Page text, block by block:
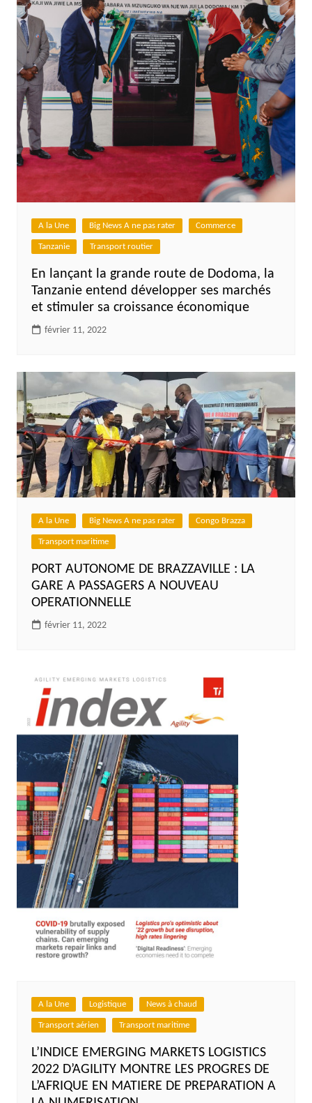
A la Une Big News A ne pas rater Commerce
Tanzanie Transport routier
En lançant la grande route de Dodoma, la
Tanzanie entend développer ses marchés
et stimuler sa croissance économique
février 11, 2022
A la Une Big News A ne pas rater Congo Brazza
Transport maritime
PORT AUTONOME DE BRAZZAVILLE : LA
GARE A PASSAGERS A NOUVEAU
OPERATIONNELLE
février 11, 2022
A la Une Logistique News à chaud
Transport aérien Transport maritime
L’INDICE EMERGING MARKETS LOGISTICS
2022 D’AGILITY MONTRE LES PROGRES DE
L’AFRIQUE EN MATIERE DE PREPARATION A